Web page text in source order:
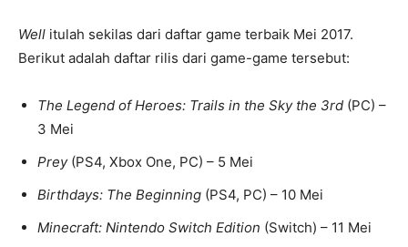
Well itulah sekilas dari daftar game terbaik Mei 2017.
Berikut adalah daftar rilis dari game-game tersebut:
The Legend of Heroes: Trails in the Sky the 3rd (PC) –
3 Mei
Prey(PS4, Xbox One, PC) – 5 Mei
Birthdays: The Beginning (PS4, PC) – 10 Mei
Minecraft: Nintendo Switch Edition (Switch) – 11 Mei